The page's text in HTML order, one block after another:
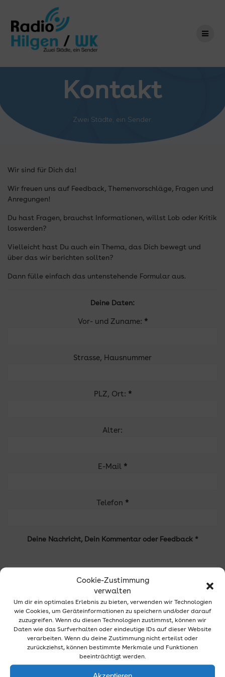
Cookie-Zustimmung
verwalten
Um dir ein optimales Erlebnis zu bieten, verwenden wir Technologien
wie Cookies, um Geräteinformationen zu speichern und/oder darauf
zuzugreifen. Wenn du diesen Technologien zustimmst, können wir
Daten wie das Surfverhalten oder eindeutige IDs auf dieser Website
verarbeiten. Wenn du deine Zustimmung nicht erteilst oder
zurückziehst, können bestimmte Merkmale und Funktionen
beeinträchtigt werden.
springen
Kontakt
Zwei Städte, ein Sender.
Wir sind für Dich da!
Wir freuen uns auf Feedback, Themenvorschläge, Fragen und
Anregungen!
Du hast Fragen, brauchst Informationen, willst Lob oder Kritik
loswerden?
Vielleicht hast Du auch ein Thema, das Dich bewegt und
über das wir berichten sollten?
Dann fülle einfach das untenstehende Formular aus.
Deine Daten:
Vor- und Zuname: *
Strasse, Hausnummer
PLZ, Ort: *
Alter:
E-Mail *
Telefon *
Deine Nachricht, Dein Kommentar oder Feedback *